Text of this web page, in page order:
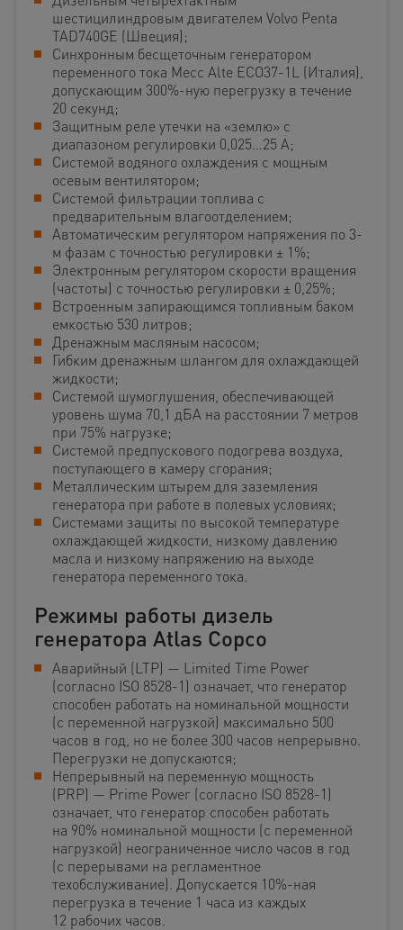
шестицилиндровым двигателем Volvo Penta
TAD740GE (Швеция);
Cинхронным бесщеточным генератором
переменного тока Mecc Alte ECO37-1L (Италия),
допускающим 300%-ную перегрузку в течение
20 секунд;
Защитным реле утечки на «землю» с
диапазоном регулировки 0,025…25 А;
Cистемой водяного охлаждения с мощным
осевым вентилятором;
Cистемой фильтрации топлива с
предварительным влагоотделением;
Автоматическим регулятором напряжения по 3-
м фазам с точностью регулировки ± 1%;
Электронным регулятором скорости вращения
(частоты) с точностью регулировки ± 0,25%;
Встроенным запирающимся топливным баком
емкостью 530 литров;
Дренажным масляным насосом;
Гибким дренажным шлангом для охлаждающей
жидкости;
Системой шумоглушения, обеспечивающей
уровень шума 70,1 дБА на расстоянии 7 метров
при 75% нагрузке;
Системой предпускового подогрева воздуха,
поступающего в камеру сгорания;
Металлическим штырем для заземления
генератора при работе в полевых условиях;
Системами защиты по высокой температуре
охлаждающей жидкости, низкому давлению
масла и низкому напряжению на выходе
генератора переменного тока.
Режимы работы дизель
генератора Atlas Copco
Аварийный (LTP) — Limited Time Power
(согласно ISO 8528-1) означает, что генератор
способен работать на номинальной мощности
(с переменной нагрузкой) максимально 500
часов в год, но не более 300 часов непрерывно.
Перегрузки не допускаются;
Непрерывный на переменную мощность
(PRP) — Prime Power (согласно ISO 8528-1)
означает, что генератор способен работать
на 90% номинальной мощности (с переменной
нагрузкой) неограниченное число часов в год
(с перерывами на регламентное
техобслуживание). Допускается 10%-ная
перегрузка в течение 1 часа из каждых
12 рабочих часов.